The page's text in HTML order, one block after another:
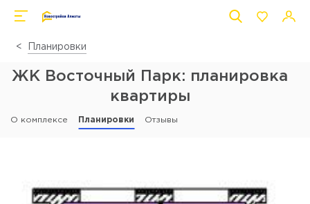
Планировки
ЖК Восточный Парк: планировка
квартиры
О комплексе Планировки Отзывы